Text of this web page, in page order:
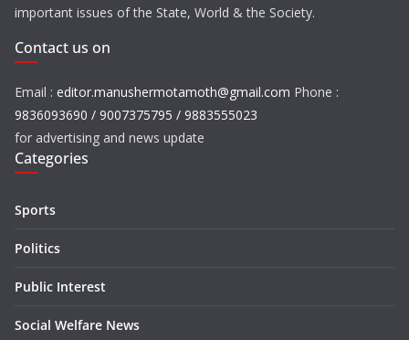
important issues of the State, World & the Society.
Contact us on
Email : editor.manushermotamoth@gmail.com Phone :
9836093690 / 9007375795 / 9883555023
for advertising and news update
Categories
Sports
Politics
Public Interest
Social Welfare News